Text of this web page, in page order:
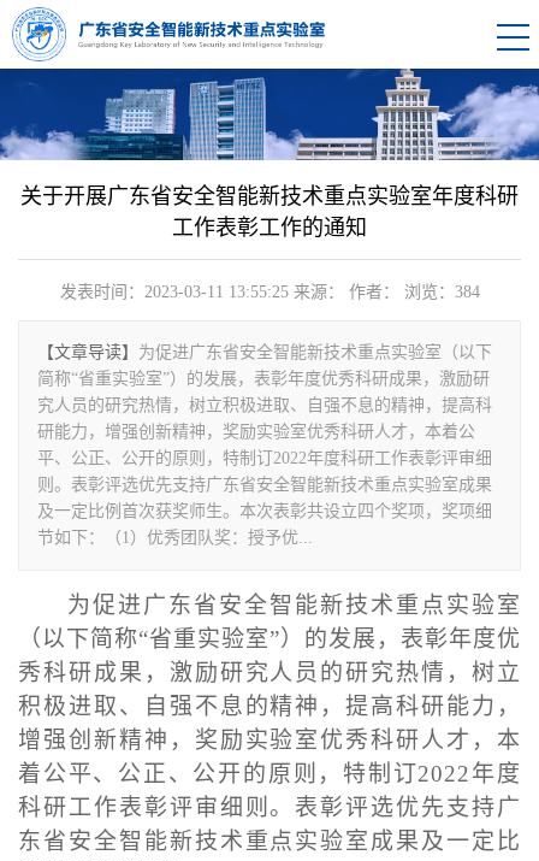
关于开展广东省安全智能新技术重点实验室年度科研
工作表彰工作的通知
发表时间：2023-03-11 13:55:25 来源： 作者： 浏览： 384
【文章导读】 为促进广东省安全智能新技术重点实验室（以下
简称“省重实验室”）的发展，表彰年度优秀科研成果，激励研
究人员的研究热情，树立积极进取、自强不息的精神，提高科
研能力，增强创新精神，奖励实验室优秀科研人才，本着公
平、公正、公开的原则，特制订2022年度科研工作表彰评审细
则。表彰评选优先支持广东省安全智能新技术重点实验室成果
及一定比例首次获奖师生。本次表彰共设立四个奖项，奖项细
节如下：（1）优秀团队奖：授予优...
为促进广东省安全智能新技术重点实验室
（以下简称“省重实验室”）的发展，表彰年度优
秀科研成果，激励研究人员的研究热情，树立
积极进取、自强不息的精神，提高科研能力，
增强创新精神，奖励实验室优秀科研人才，本
着公平、公正、公开的原则，特制订2022年度
科研工作表彰评审细则。表彰评选优先支持广
东省安全智能新技术重点实验室成果及一定比